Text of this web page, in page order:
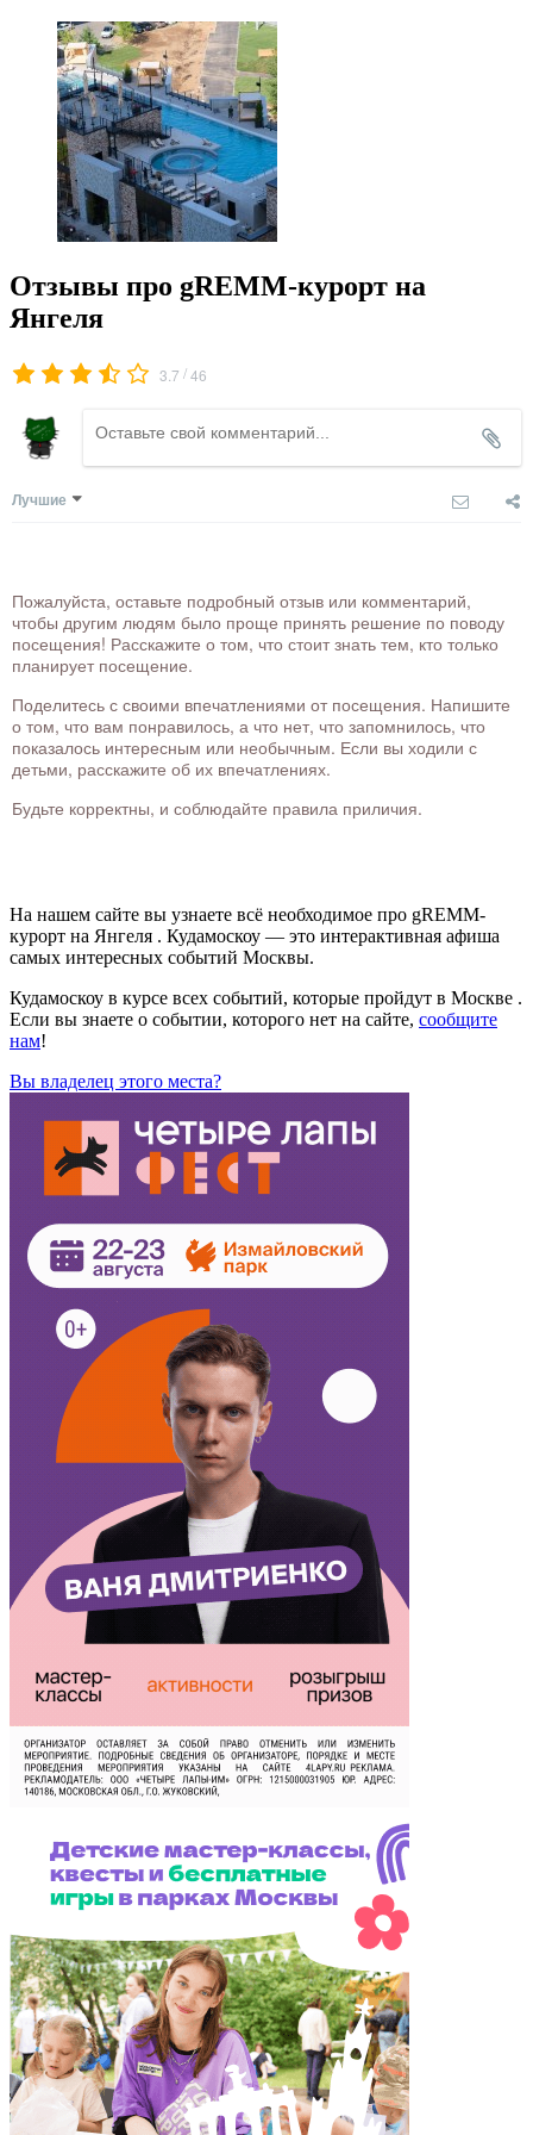
Отзывы про gREMM-курорт на
Янгеля
3.7 /46
Лучшие
Пожалуйста, оставьте подробный отзыв или комментарий,
чтобы другим людям было проще принять решение по поводу
посещения! Расскажите о том, что стоит знать тем, кто только
планирует посещение.
Поделитесь с своими впечатлениями от посещения. Напишите
о том, что вам понравилось, а что нет, что запомнилось, что
показалось интересным или необычным. Если вы ходили с
детьми, расскажите об их впечатлениях.
Будьте корректны, и соблюдайте правила приличия.
На нашем сайте вы узнаете всё необходимое про gREMM-
курорт на Янгеля . Кудамоскоу — это интерактивная афиша
самых интересных событий Москвы.
Кудамоскоу в курсе всех событий, которые пройдут в Москве .
Если вы знаете о событии, которого нет на сайте, сообщите
нам!
Вы владелец этого места?